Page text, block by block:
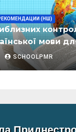
(НШ)
мови
SCHOOLPMR